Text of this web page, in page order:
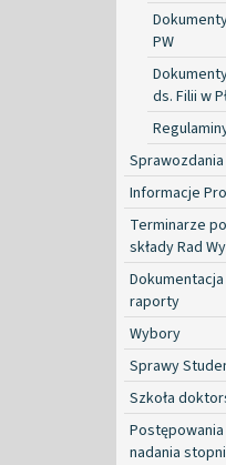
PW
ds. Filii w
Sprawozdania
Informacje
Terminarze
składy Rad
raporty
Wybory
Sprawy
Szkoła
nadania